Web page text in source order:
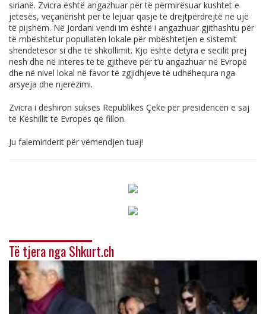
sirianë. Zvicra është angazhuar për të përmirësuar kushtet e
jetesës, veçanërisht për të lejuar qasje të drejtpërdrejtë në ujë
të pijshëm. Në Jordani vendi im është i angazhuar gjithashtu për
të mbështetur popullatën lokale për mbështetjen e sistemit
shëndetësor si dhe të shkollimit. Kjo është detyra e secilit prej
nesh dhe në interes të të gjithëve për t’u angazhuar në Evropë
dhe në nivel lokal në favor të zgjidhjeve të udhëhequra nga
arsyeja dhe njerëzimi.
Zvicra i dëshiron sukses Republikës Çeke për presidencën e saj
të Këshillit të Evropës që fillon.
Ju faleminderit për vëmendjen tuaj!
Të tjera nga Shkurt.ch